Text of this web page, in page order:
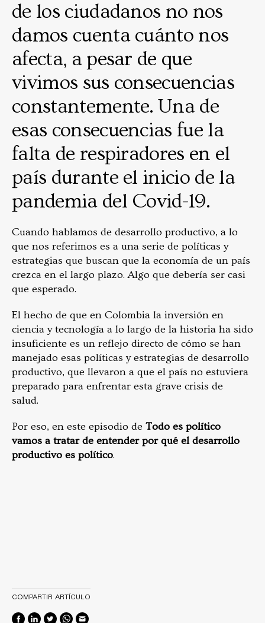
de los ciudadanos no nos
damos cuenta cuánto nos
afecta, a pesar de que
vivimos sus consecuencias
constantemente. Una de
esas consecuencias fue la
falta de respiradores en el
país durante el inicio de la
pandemia del Covid-19.
Cuando hablamos de desarrollo productivo, a lo
que nos referimos es a una serie de políticas y
estrategias que buscan que la economía de un país
crezca en el largo plazo. Algo que debería ser casi
que esperado.
El hecho de que en Colombia la inversión en
ciencia y tecnología a lo largo de la historia ha sido
insuficiente es un reflejo directo de cómo se han
manejado esas políticas y estrategias de desarrollo
productivo, que llevaron a que el país no estuviera
preparado para enfrentar esta grave crisis de
salud.
Por eso, en este episodio de Todo es político
vamos a tratar de entender por qué el desarrollo
productivo es político.
COMPARTIR ARTÍCULO